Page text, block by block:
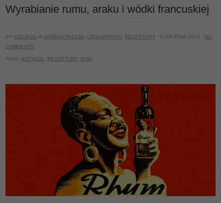
Wyrabianie rumu, araku i wódki francuskiej
BY CZAJKUS IN ADMINISTRACJA CIEKAWOSTKI RECEPTURY · 6 GRUDNIA 2013 · NO
COMMENTS
TAGS: ARTYKUŁ RECEPTURY RUM